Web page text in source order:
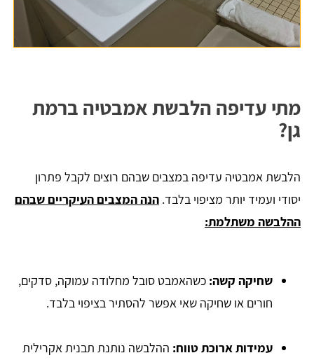
מתי עדיפה הלבשת אמבטיה ברמת
גן?
הלבשת אמבטיה עדיפה במצבים שבהם רוצים לקבל פתרון
יסודי ועמיד יותר מציפוי בלבד. הנה המצבים העיקריים שבהם
ההלבשה משתלמת:
שחיקה קשה: כשהאמבט סובל מחלודה עמוקה, סדקים,
חורים או שחיקה שאי אפשר להסתיר בציפוי בלבד.
עמידות ארוכת טווח: ההלבשה נותנת תבנית אקרילית